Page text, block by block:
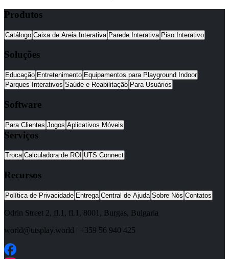
Produtos
Catálogo Caixa de Areia Interativa Parede Interativa Piso Interativo
Soluções
Educação Entretenimento Equipamentos para Playground Indoor
Parques Interativos Saúde e Reabilitação Para Usuários
Software
Para Clientes Jogos Aplicativos Móveis
Serviços
Troca Calculadora de ROI UTS Connect
Recursos
Política de Privacidade Entrega Central de Ajuda Sobre Nós Contatos
Odrin Street 2, fl.1 , fl.1, 8001 , Burgas, Bulgaria
world@utsplay.world | +359 56 940 425